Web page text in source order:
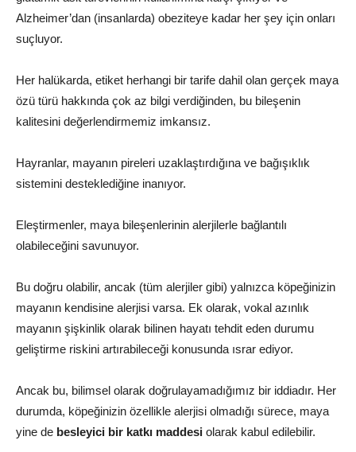
Alzheimer’dan (insanlarda) obeziteye kadar her şey için onları
suçluyor.
Her halükarda, etiket herhangi bir tarife dahil olan gerçek maya
özü türü hakkında çok az bilgi verdiğinden, bu bileşenin
kalitesini değerlendirmemiz imkansız.
Hayranlar, mayanın pireleri uzaklaştırdığına ve bağışıklık
sistemini desteklediğine inanıyor.
Eleştirmenler, maya bileşenlerinin alerjilerle bağlantılı
olabileceğini savunuyor.
Bu doğru olabilir, ancak (tüm alerjiler gibi) yalnızca köpeğinizin
mayanın kendisine alerjisi varsa. Ek olarak, vokal azınlık
mayanın şişkinlik olarak bilinen hayatı tehdit eden durumu
geliştirme riskini artırabileceği konusunda ısrar ediyor.
Ancak bu, bilimsel olarak doğrulayamadığımız bir iddiadır. Her
durumda, köpeğinizin özellikle alerjisi olmadığı sürece, maya
yine de besleyici bir katkı maddesi olarak kabul edilebilir.